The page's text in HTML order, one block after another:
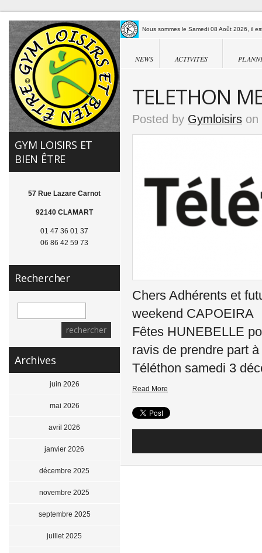
Nous sommes le Samedi 08 Août 2026, il
NEWS ACTIVITÉS
TELETHON
Posted by Gymloisirs on
Chers Adhérents et
weekend
Fêtes HUNEBELLE
ravis de prendre part
Téléthon samedi 3
Read More
GYM LOISIRS ET
BIEN ÊTRE
57 Rue Lazare Carnot
92140 CLAMART
01 47 36 01 37
06 86 42 59 73
Rechercher
Archives
juin 2026
mai 2026
avril 2026
janvier 2026
décembre 2025
novembre 2025
septembre 2025
juillet 2025